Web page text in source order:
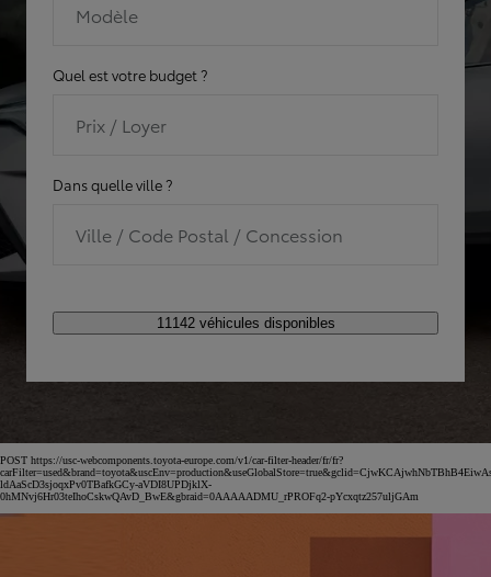
Modèle
Quel est votre budget ?
Prix / Loyer
Dans quelle ville ?
Ville / Code Postal / Concession
11142 véhicules disponibles
POST https://usc-webcomponents.toyota-europe.com/v1/car-filter-header/fr/fr?
ldAaScD3sjoqxPv0TBafkGCy-aVDI8UPDjklX-
0hMNvj6Hr03teIhoCskwQAvD_BwE&gbraid=0AAAAADMU_rPROFq2-pYcxqtz257uljGAm